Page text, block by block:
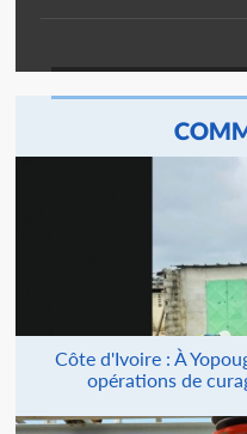
Côte d'Ivoire : À
opérations de